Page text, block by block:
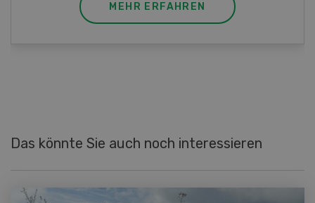
MEHR ERFAHREN
Das könnte Sie auch noch interessieren